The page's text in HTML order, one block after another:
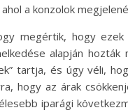
a konzolok
megértik, hogy
alapján
tartja, és úgy véli,
hogy az árak
iparági